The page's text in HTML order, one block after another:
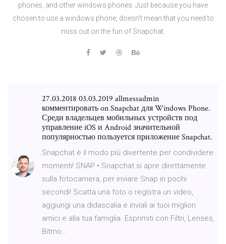
phones, and other windows phones. Just because you have
chosen to use a windows phone, doesn’t mean that you need to
miss out on the fun of Snapchat.
27.03.2018 03.03.2019 allmessadmin
комментировать on Snapchat для Windows Phone.
Среди владельцев мобильных устройств под
управление iOS и Android значительной
популярностью пользуется приложение Snapchat.
‎Snapchat è il modo più divertente per condividere
momenti! SNAP • Snapchat si apre direttamente
sulla fotocamera, per inviare Snap in pochi
secondi! Scatta una foto o registra un video,
aggiungi una didascalia e inviali ai tuoi migliori
amici e alla tua famiglia. Esprimiti con Filtri, Lenses,
Bitmo…